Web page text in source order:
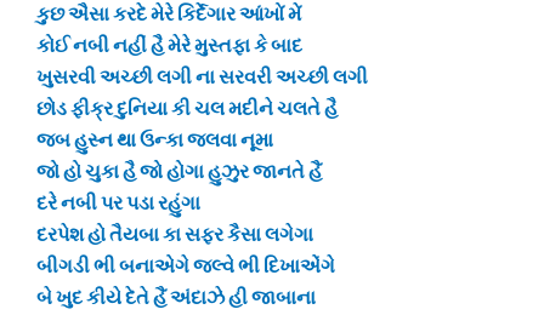
કુછ ઐસા કરદે મેરે કિર્દેગાર આંખોં મેં
કોઈ નબી નહીં હૈ મેરે મુસ્તફા કે બાદ
ખુસરવી અચ્છી લગી ના સરવરી અચ્છી લગી
છોડ ફીક્ર દુનિયા કી ચલ મદીને ચલતે હૈ
જબ હુસ્ન થા ઉન્કા જલવા નૂમા
જો હો ચુકા હૈ જો હોગા હુઝુર જાનતે હૈં
દરે નબી પર પડા રહુંગા
દરપેશ હો તૈયબા કા સફર કૈસા લગેગા
બીગડી ભી બનાએગે જલ્વે ભી દિખાએંગે
બે ખુદ કીયે દેતે હૈં અંદાઝે હી જાબાના